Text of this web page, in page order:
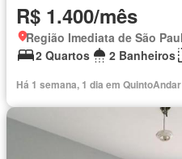
R$ 1.400/mês
2 Quartos
2 Banheiros
Há 1 semana, 1 dia em QuintoAndar